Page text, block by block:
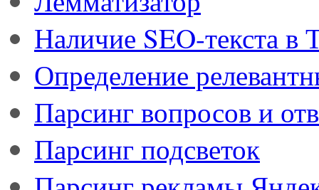
Наличие SEO-текста
Определение
Парсинг вопросов и
Парсинг подсветок